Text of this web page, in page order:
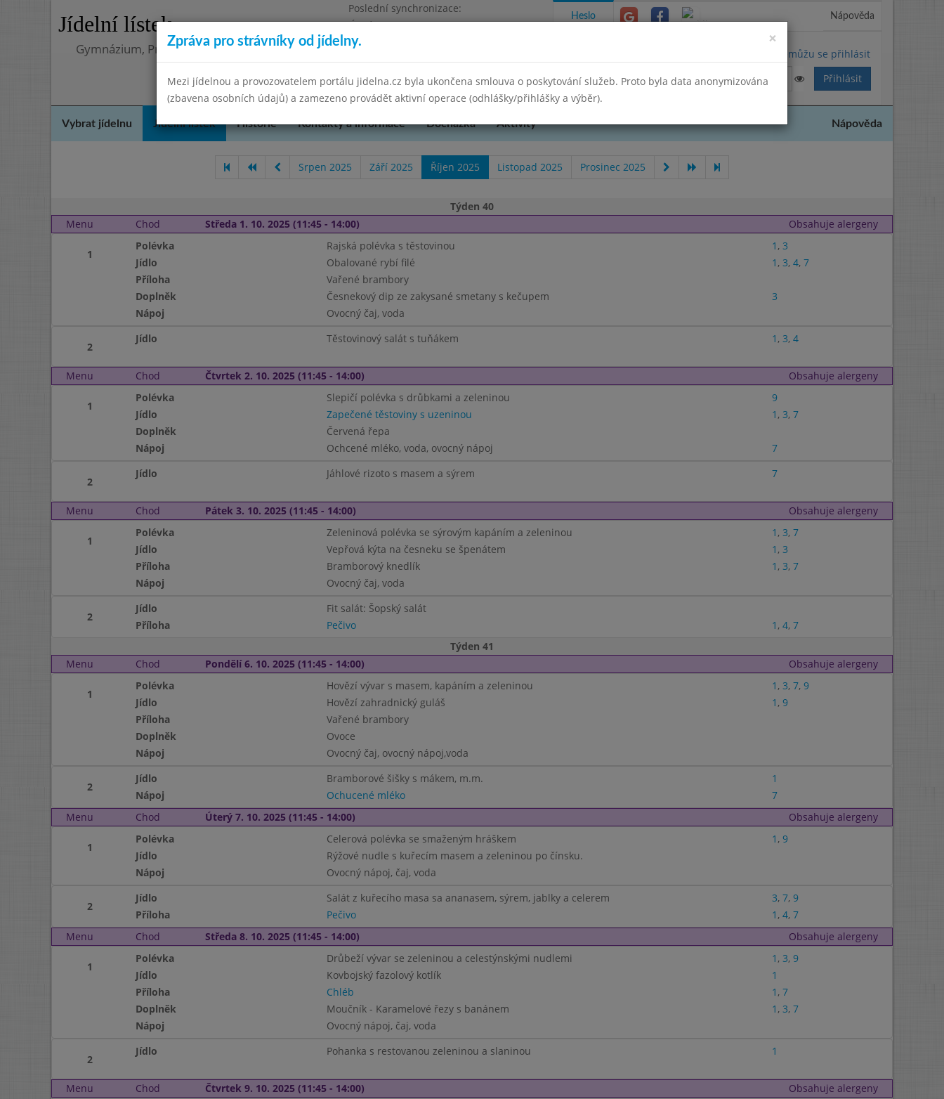
Jídelní lístek
Poslední synchronizace:
Úterý 12.5.2026 8:35
Gymnázium, Praha 4, Budějovická 680
Heslo Nápověda
Nemůžu se přihlásit
Vybrat jídelnu Jídelní lístek Historie Kontakty a informace Docházka Aktivity Nápověda
Srpen 2025 Září 2025 Říjen 2025 Listopad 2025 Prosinec 2025
Týden 40
Menu
Chod Středa 1. 10. 2025 (11:45 - 14:00) Obsahuje alergeny
1
Polévka Rajská polévka s těstovinou 1 , 3
Jídlo
Obalované rybí filé 1 , 3, 4, 7
Příloha
Vařené brambory
Doplněk
Česnekový dip ze zakysané smetany s kečupem
3
Nápoj
Ovocný čaj, voda
2
Jídlo Těstovinový salát s tuňákem 1 , 3, 4
Menu Chod Čtvrtek 2. 10. 2025 (11:45 - 14:00) Obsahuje alergeny
1
Polévka Slepičí polévka s drůbkami a zeleninou
9
Jídlo
Zapečené těstoviny s uzeninou 1 , 3, 7
Doplněk
Červená řepa
Nápoj
Ochcené mléko, voda, ovocný nápoj 7
2
Jídlo Jáhlové rizoto s masem a sýrem 7
Menu Chod Pátek 3. 10. 2025 (11:45 - 14:00) Obsahuje alergeny
1
Polévka Zeleninová polévka se sýrovým kapáním a zeleninou 1 , 3, 7
Jídlo
Vepřová kýta na česneku se špenátem 1 , 3
Příloha
Bramborový knedlík 1 , 3, 7
Nápoj
Ovocný čaj, voda
2
Jídlo
Fit salát: Šopský salát
Příloha
Pečivo 1 , 4, 7
Týden 41
Menu
Chod Pondělí 6. 10. 2025 (11:45 - 14:00) Obsahuje alergeny
1
Polévka Hovězí vývar s masem, kapáním a zeleninou 1 , 3, 7, 9
Jídlo
Hovězí zahradnický guláš 1 , 9
Příloha
Vařené brambory
Doplněk
Ovoce
Nápoj
Ovocný čaj, ovocný nápoj,voda
2
Jídlo Bramborové šišky s mákem, m.m.
1
Nápoj
Ochucené mléko
7
Menu
Chod Úterý 7. 10. 2025 (11:45 - 14:00) Obsahuje alergeny
1
Polévka Celerová polévka se smaženým hráškem 1 , 9
Jídlo
Rýžové nudle s kuřecím masem a zeleninou po čínsku.
Nápoj
Ovocný nápoj, čaj, voda
2
Jídlo Salát z kuřecího masa sa ananasem, sýrem, jablky a celerem 3, 7, 9
Příloha
Pečivo 1 , 4, 7
Menu
Chod Středa 8. 10. 2025 (11:45 - 14:00) Obsahuje alergeny
1
Polévka Drůbeží vývar se zeleninou a celestýnskými nudlemi 1 , 3, 9
Jídlo
Kovbojský fazolový kotlík
1
Příloha
Chléb 1 , 7
Doplněk
Moučník - Karamelové řezy s banánem 1 , 3, 7
Nápoj
Ovocný nápoj, čaj, voda
2
Jídlo Pohanka s restovanou zeleninou a slaninou 1
Menu Chod Čtvrtek 9. 10. 2025 (11:45 - 14:00) Obsahuje alergeny
×
Zpráva pro strávníky od jídelny.
Mezi jídelnou a provozovatelem portálu jidelna.cz byla ukončena smlouva o poskytování služeb. Proto byla data anonymizována
(zbavena osobních údajů) a zamezeno provádět aktivní operace (odhlášky/přihlášky a výběr).